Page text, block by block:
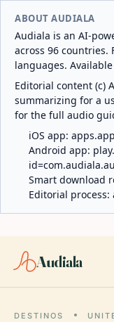
ABOUT AUDIALA
Audiala is an AI-
across 96 countries.
languages.
Editorial content (c)
summarizing for a
for the full audio
iOS app:
Android app:
Smart download
Editorial process:
Audiala
DESTINOS